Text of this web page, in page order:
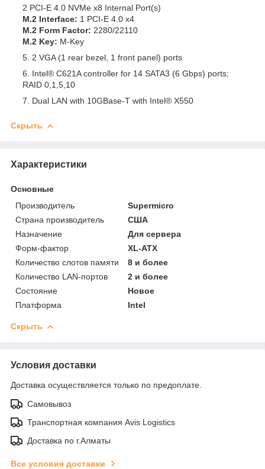
2 PCI-E 4.0 NVMe x8 Internal Port(s)
M.2 Interface: 1 PCI-E 4.0 x4
M.2 Form Factor: 2280/22110
M.2 Key: M-Key
2 VGA (1 rear bezel, 1 front panel) ports
Intel® C621A controller for 14 SATA3 (6 Gbps) ports;
RAID 0,1,5,10
Dual LAN with 10GBase-T with Intel® X550
Скрыть
Характеристики
Основные
Производитель
Supermicro
Страна производитель
США
Назначение
Для сервера
Форм-фактор
XL-ATX
Количество слотов памяти
8 и более
Количество LAN-портов
2 и более
Состояние
Новое
Платформа
Intel
Скрыть
Условия доставки
Доставка осуществляется только по предоплате.
Самовывоз
Транспортная компания Avis Logistics
Доставка по г.Алматы
Все условия доставки